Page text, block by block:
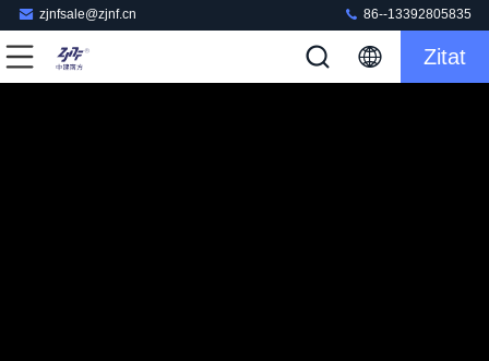
zjnfsale@zjnf.cn 86--13392805835
Zitat